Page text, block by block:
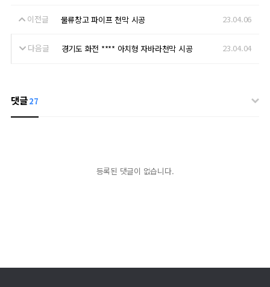
이전글 물류창고 파이프 천막 시공 23.04.06
다음글 경기도 화전 **** 아치형 자바라천막 시공 23.04.04
댓글27
등록된 댓글이 없습니다.